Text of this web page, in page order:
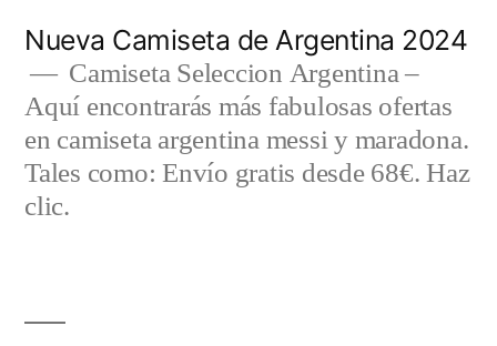
contenido
Nueva Camiseta de Argentina 2024
Camiseta Seleccion Argentina –
Aquí encontrarás más fabulosas ofertas
en camiseta argentina messi y maradona.
Tales como: Envío gratis desde 68€. Haz
clic.